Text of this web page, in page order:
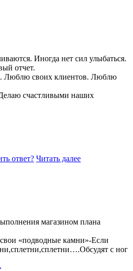
Иногда нет сил улыбаться.
отчет.
Люблю своих клиентов. Люблю
счастливыми наших
ответ? Читать далее
магазином плана
«подводные камни»-Если
с ног